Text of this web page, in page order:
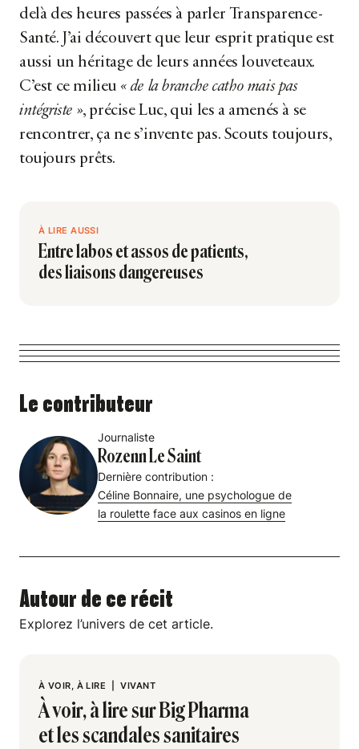
delà des heures passées à parler Transparence-
Santé. J’ai découvert que leur esprit pratique est
aussi un héritage de leurs années louveteaux.
C’est ce milieu « de la branche catho mais pas
intégriste », précise Luc, qui les a amenés à se
rencontrer, ça ne s’invente pas. Scouts toujours,
toujours prêts.
Entre labos et assos de patients,
des liaisons dangereuses
Le contributeur
Journaliste
Rozenn Le Saint
Dernière contribution :
Céline Bonnaire, une psychologue de
la roulette face aux casinos en ligne
Autour de ce récit
Explorez l’univers de cet article.
À VOIR, À LIRE |VIVANT
À voir, à lire sur Big Pharma
et les scandales sanitaires